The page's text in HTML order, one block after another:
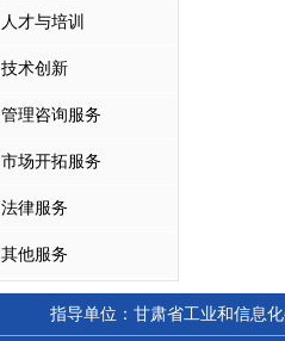
人才与培训
技术创新
管理咨询服务
市场开拓服务
法律服务
其他服务
指导单位：甘肃省工业和信息